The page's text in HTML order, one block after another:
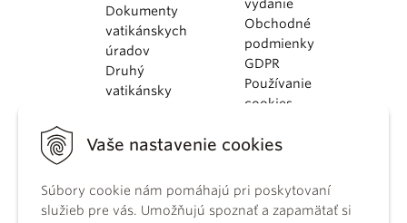
Vaše nastavenie cookies
Súbory cookie nám pomáhajú pri poskytovaní
služieb pre vás. Umožňujú spoznať a zapamätať si
Dokumenty
vatikánskych
úradov
Druhý
vatikánsky
KBS
kánonického
práva
vydanie
Obchodné
podmienky
GDPR
Používanie
cookies